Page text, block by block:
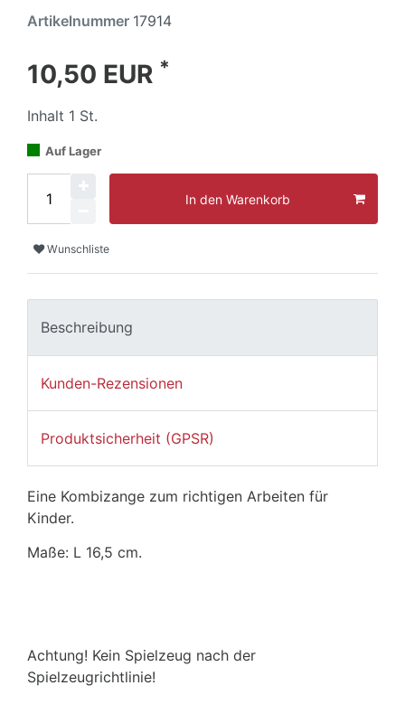
Artikelnummer 17914
10,50 EUR *
Inhalt 1 St.
Auf Lager
In den Warenkorb
Wunschliste
Beschreibung
Kunden-Rezensionen
Produktsicherheit (GPSR)
Eine Kombizange zum richtigen Arbeiten für
Kinder.
Maße: L 16,5 cm.
Achtung! Kein Spielzeug nach der
Spielzeugrichtlinie!